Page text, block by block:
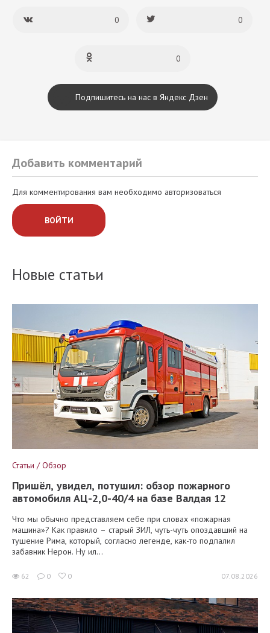
0 0
0
Подпишитесь на нас в Яндекс Дзен
Добавить комментарий
Для комментирования вам необходимо авторизоваться
ВОЙТИ
Новые статьи
Статьи / Обзор
Пришёл, увидел, потушил: обзор пожарного
автомобиля АЦ-2,0-40/4 на базе Валдая 12
Что мы обычно представляем себе при словах «пожарная
машина»? Как правило – старый ЗИЛ, чуть-чуть опоздавший на
тушение Рима, который, согласно легенде, как-то подпалил
забавник Нерон. Ну ил...
62 0 0 07.08.2026